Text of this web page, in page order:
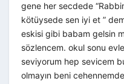
gene her secdede
kötüysede sen iyi et ”
eskisi gibi babam gelsin
sözlencem. okul sonu
seviyorum hep sevicem
olmayın beni